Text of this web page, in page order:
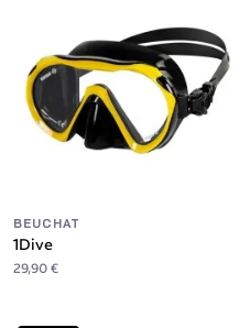
BEUCHAT
1Dive
29,90 €